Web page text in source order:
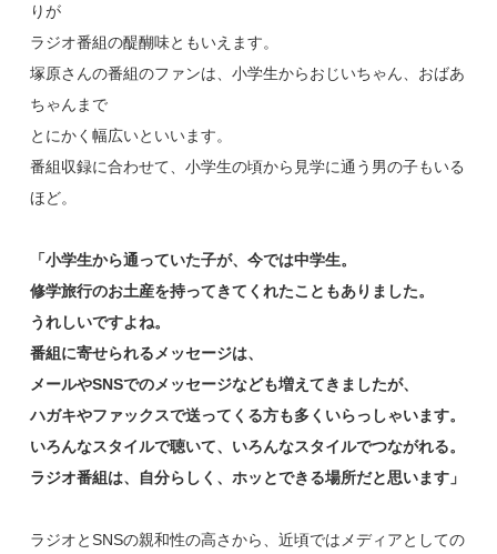
りが
ラジオ番組の醍醐味ともいえます。
塚原さんの番組のファンは、小学生からおじいちゃん、おばあ
ちゃんまで
とにかく幅広いといいます。
番組収録に合わせて、小学生の頃から見学に通う男の子もいる
ほど。
「小学生から通っていた子が、今では中学生。
修学旅行のお土産を持ってきてくれたこともありました。
うれしいですよね。
番組に寄せられるメッセージは、
メールやSNSでのメッセージなども増えてきましたが、
ハガキやファックスで送ってくる方も多くいらっしゃいます。
いろんなスタイルで聴いて、いろんなスタイルでつながれる。
ラジオ番組は、自分らしく、ホッとできる場所だと思います」
ラジオとSNSの親和性の高さから、近頃ではメディアとしての